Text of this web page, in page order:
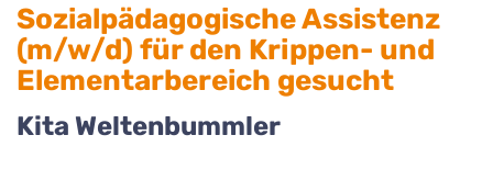
Sozialpädagogische Assistenz
(m/w/d) für den Krippen- und
Elementarbereich gesucht
Kita Weltenbummler